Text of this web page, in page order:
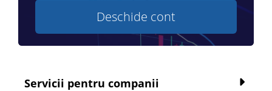
Deschide cont
Servicii pentru companii